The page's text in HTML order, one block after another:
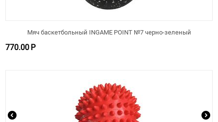
Мяч баскетбольный INGAME POINT №7 черно-зеленый
770.00 Р